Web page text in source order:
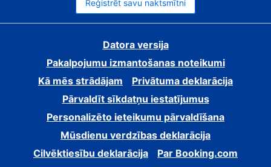
Reģistrēt savu naktsmītni
Datora versija
Pakalpojumu izmantošanas noteikumi
Kā mēs strādājam
Privātuma deklarācija
Pārvaldīt sīkdatņu iestatījumus
Personalizēto ieteikumu pārvaldīšana
Mūsdienu verdzības deklarācija
Cilvēktiesību deklarācija
Par Booking.com